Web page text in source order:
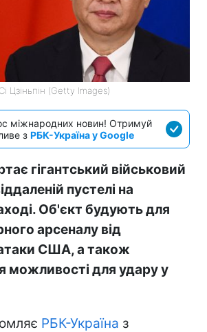
Цзіньпін (Getty Images)
міжнародних новин! Отримуй
з РБК-Україна у Google
гігантський військовий
пустелі на
Об'єкт будують для
арсеналу від
атаки США, а також
можливості для удару у
РБК-Україна з